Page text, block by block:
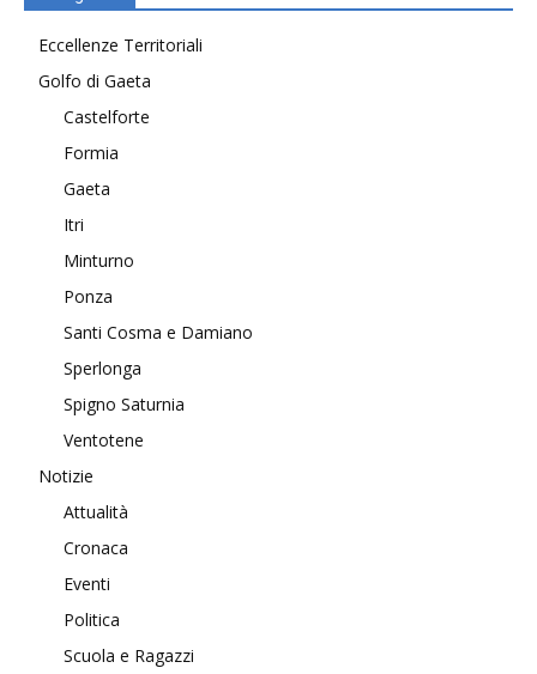
Eccellenze Territoriali
Golfo di Gaeta
Castelforte
Formia
Gaeta
Itri
Minturno
Ponza
Santi Cosma e Damiano
Sperlonga
Spigno Saturnia
Ventotene
Notizie
Attualità
Cronaca
Eventi
Politica
Scuola e Ragazzi